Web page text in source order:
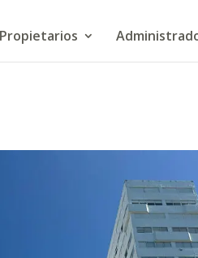
Propietarios